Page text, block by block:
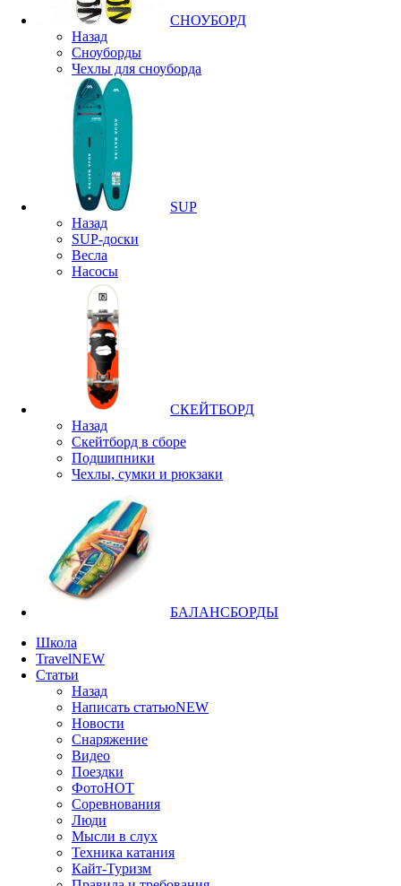
СНОУБОРД
Назад
Сноуборды
Чехлы для сноуборда
SUP
Назад
SUP-доски
Весла
Насосы
СКЕЙТБОРД
Назад
Скейтборд в сборе
Подшипники
Чехлы, сумки и рюкзаки
БАЛАНСБОРДЫ
Школа
TravelNEW
Статьи
Назад
Написать статьюNEW
Новости
Снаряжение
Видео
Поездки
ФотоHOT
Соревнования
Люди
Мысли в слух
Техника катания
Кайт-Туризм